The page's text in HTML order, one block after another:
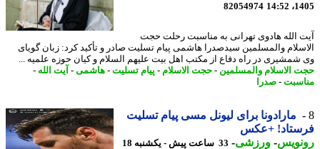
82054974
الله هادوی تهرانی به مناسبت رحلت حجت
والمسلمین سیدصدرا هاشمی پیام تسلیت صادر و تأکید کرد: زبان گویای
در راه دفاع از مکتب اهل بیت علیهم السلام و کیان حوزه علمیه ...
الاسلام والمسلمین-حجت الاسلام-پیام تسلیت-هاشمی-آیت الله-
-صدرا
مارادونا برای لیونل مسی پیام تسلیت
+عکس
-ورزشی-
33 ساعت پیش - یکشنبه 18